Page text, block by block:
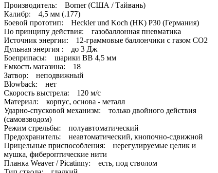
Производитель: Borner (США / Тайвань)
Калибр: 4,5 мм (.177)
Боевой прототип: Heckler und Koch (HK) P30 (Германия)
По принципу действия: газобаллонная пневматика
Источник энергии: 12-граммовые баллончики с газом CO2
Дульная энергия : до 3 Дж
Боеприпасы: шарики BB 4,5 мм
Емкость магазина: 18
Затвор: неподвижный
Blowback: нет
Скорость выстрела: 120 м/с
Материал: корпус, основа - металл
Ударно-спусковой механизм: только двойного действия
(самовзводом)
Режим стрельбы: полуавтоматический
Предохранитель: неавтоматический, кнопочно-сдвижной
Прицельные приспособления: нерегулируемые целик и
мушка, фибероптические нити
Планка Weaver / Picatinny: есть, под стволом